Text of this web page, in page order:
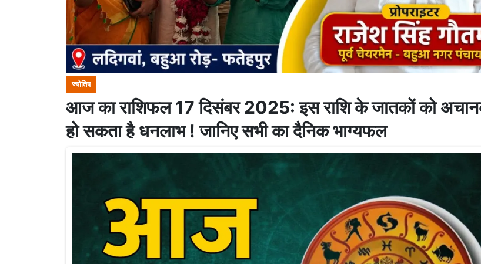
ज्योतिष
आज का राशिफल 17 दिसंबर 2025: इस राशि के जातकों को
हो सकता है धनलाभ ! जानिए सभी का दैनिक भाग्यफल